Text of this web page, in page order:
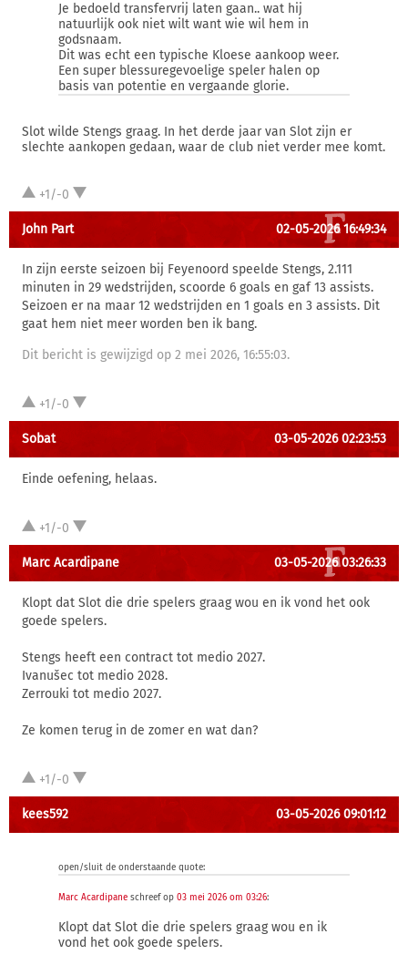
Je bedoeld transfervrij laten gaan.. wat hij
natuurlijk ook niet wilt want wie wil hem in
godsnaam.
Dit was echt een typische Kloese aankoop weer.
Een super blessuregevoelige speler halen op
basis van potentie en vergaande glorie.
Slot wilde Stengs graag. In het derde jaar van Slot zijn er
slechte aankopen gedaan, waar de club niet verder mee komt.
+1/-0
John Part 02-05-2026 16:49:34
In zijn eerste seizoen bij Feyenoord speelde Stengs, 2.111
minuten in 29 wedstrijden, scoorde 6 goals en gaf 13 assists.
Seizoen er na maar 12 wedstrijden en 1 goals en 3 assists. Dit
gaat hem niet meer worden ben ik bang.
Dit bericht is gewijzigd op 2 mei 2026, 16:55:03.
+1/-0
Sobat 03-05-2026 02:23:53
Einde oefening, helaas.
+1/-0
Marc Acardipane 03-05-2026 03:26:33
Klopt dat Slot die drie spelers graag wou en ik vond het ook
goede spelers.
Stengs heeft een contract tot medio 2027.
Ivanušec tot medio 2028.
Zerrouki tot medio 2027.
Ze komen terug in de zomer en wat dan?
+1/-0
kees592 03-05-2026 09:01:12
open/sluit de onderstaande quote:
Marc Acardipane schreef op 03 mei 2026 om 03:26:
Klopt dat Slot die drie spelers graag wou en ik
vond het ook goede spelers.